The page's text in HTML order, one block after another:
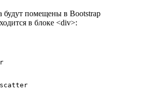
будут помещены в Bootstrap
в блоке <div>: